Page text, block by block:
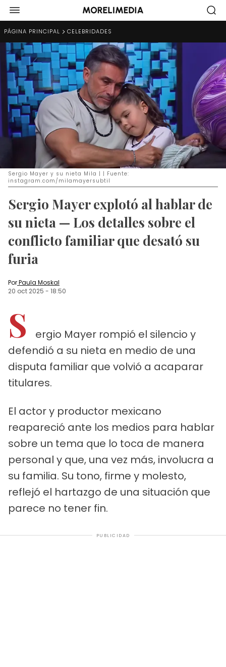
PÁGINA PRINCIPAL CELEBRIDADES
Sergio Mayer y su nieta Mila | | Fuente:
instagram.com/milamayersubtil
Sergio Mayer explotó al hablar de
su nieta — Los detalles sobre el
conflicto familiar que desató su
furia
PorPaula Moskal
20 oct 2025 - 18:50
S
ergio Mayer rompió el silencio y
defendió a su nieta en medio de una
disputa familiar que volvió a acaparar
titulares.
El actor y productor mexicano
reapareció ante los medios para hablar
sobre un tema que lo toca de manera
personal y que, una vez más, involucra a
su familia. Su tono, firme y molesto,
reflejó el hartazgo de una situación que
parece no tener fin.
PUBLICIDAD